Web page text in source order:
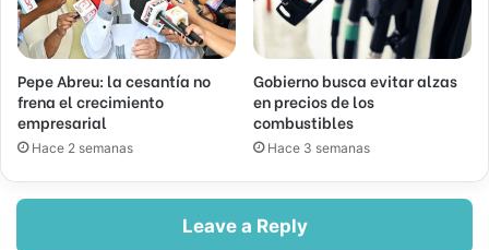
Pepe Abreu: la cesantía no
frena el crecimiento
empresarial
Hace 2 semanas
Gobierno busca evitar alzas
en precios de los
combustibles
Hace 3 semanas
Leave a Reply